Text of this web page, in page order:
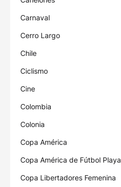
Carnaval
Cerro Largo
Chile
Ciclismo
Cine
Colombia
Colonia
Copa América
Copa América de Fútbol Playa
Copa Libertadores Femenina